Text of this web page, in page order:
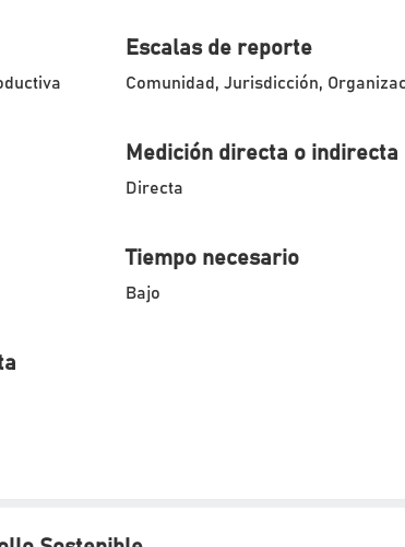
Escalas de reporte
Comunidad, Jurisdicción,
Medición directa o indirecta
Directa
Tiempo necesario
Bajo